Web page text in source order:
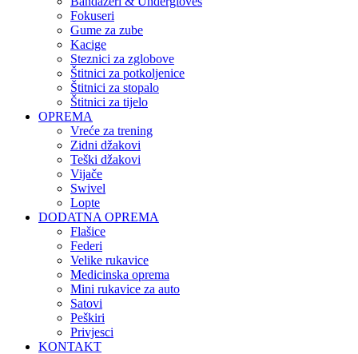
Fokuseri
Gume za zube
Kacige
Steznici za zglobove
Štitnici za potkoljenice
Štitnici za stopalo
Štitnici za tijelo
OPREMA
Vreće za trening
Zidni džakovi
Teški džakovi
Vijače
Swivel
Lopte
DODATNA OPREMA
Flašice
Federi
Velike rukavice
Medicinska oprema
Mini rukavice za auto
Satovi
Peškiri
Privjesci
KONTAKT